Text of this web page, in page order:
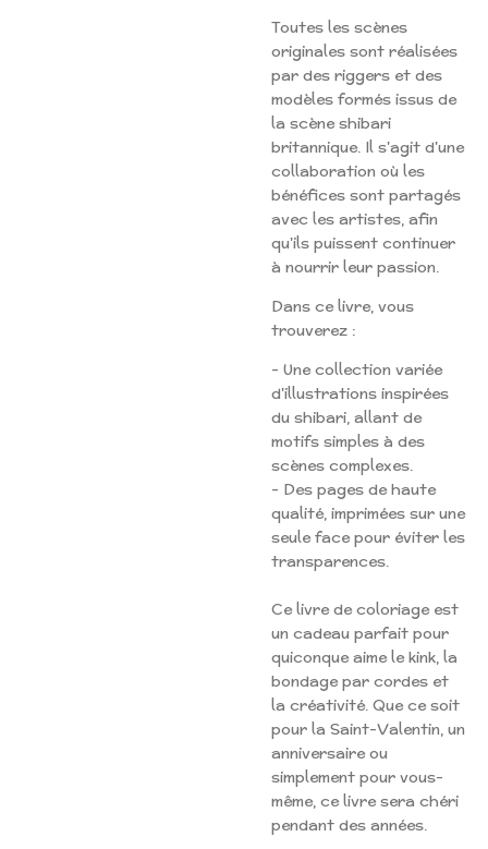
Toutes les scènes
originales sont réalisées
par des riggers et des
modèles formés issus de
la scène shibari
britannique. Il s'agit d'une
collaboration où les
bénéfices sont partagés
avec les artistes, afin
qu'ils puissent continuer
à nourrir leur passion.
Dans ce livre, vous
trouverez :
- Une collection variée
d'illustrations inspirées
du shibari, allant de
motifs simples à des
scènes complexes.
- Des pages de haute
qualité, imprimées sur une
seule face pour éviter les
transparences.
Ce livre de coloriage est
un cadeau parfait pour
quiconque aime le kink, la
bondage par cordes et
la créativité. Que ce soit
pour la Saint-Valentin, un
anniversaire ou
simplement pour vous-
même, ce livre sera chéri
pendant des années.